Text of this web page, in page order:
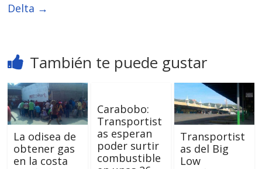
Delta →
También te puede gustar
La odisea de
obtener gas
en la costa
Carabobo:
Transportist
as esperan
poder surtir
combustible
Transportist
as del Big
Low